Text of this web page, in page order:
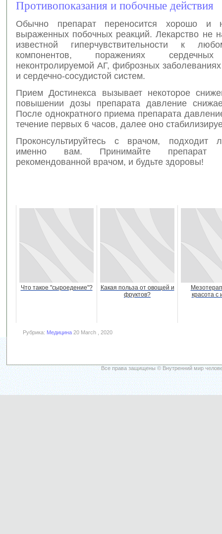
Противопоказания и побочные действия
Обычно препарат переносится хорошо и
выраженных побочных реакций. Лекарство не
известной гиперчувствительности к
компонентов, поражениях
неконтролируемой АГ, фиброзных
и сердечно-сосудистой систем.
Прием Достинекса вызывает некоторое
повышении дозы препарата давление
После однократного приема препарата
течение первых 6 часов, далее оно
Проконсультируйтесь с врачом, подходит
именно вам. Принимайте
рекомендованной врачом, и будьте здоровы!
Что такое "сыроедение"?
Какая польза от овощей и
фруктов?
красота с
Рубрика: Медицина 20 March , 2020
Все права защищены © Внутренний мир